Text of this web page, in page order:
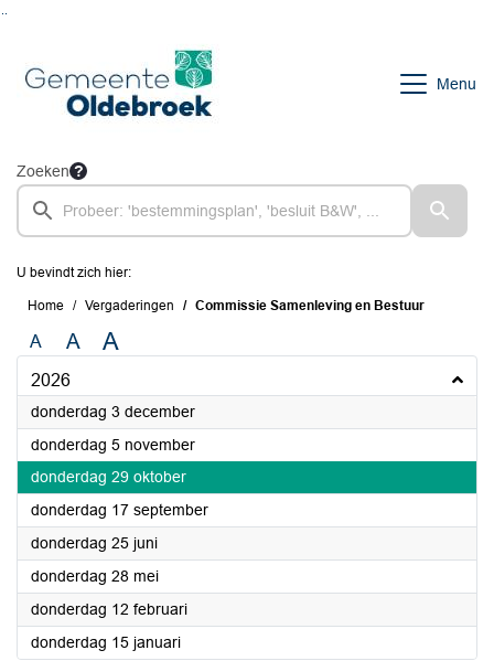
Menu
Zoeken
U bevindt zich hier:
Home Vergaderingen Commissie Samenleving en Bestuur
A A A
2026
donderdag 3 december2026
donderdag 5 november2026
donderdag 29 oktober2026
donderdag 17 september2026
donderdag 25 juni2026
donderdag 28 mei2026
donderdag 12 februari2026
donderdag 15 januari2026